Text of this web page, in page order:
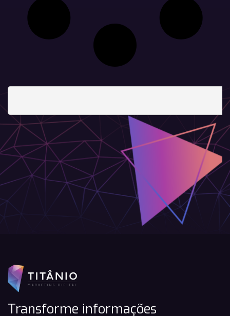
Transforme informações